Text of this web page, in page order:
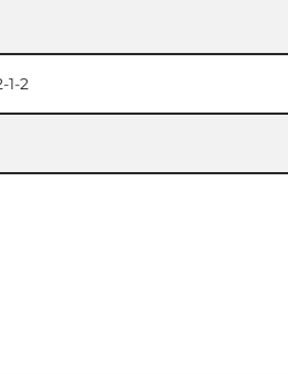
1-2